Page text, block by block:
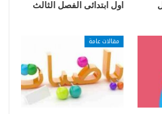
اول ابتدائى الفصل الثالث
مقالات عامة